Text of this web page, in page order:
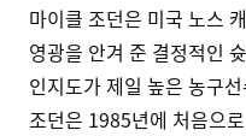
마이클 조던은 미국 노스
영광을 안겨 준 결정적인
인지도가 제일 높은 농구
조던은 1985년에 처음으